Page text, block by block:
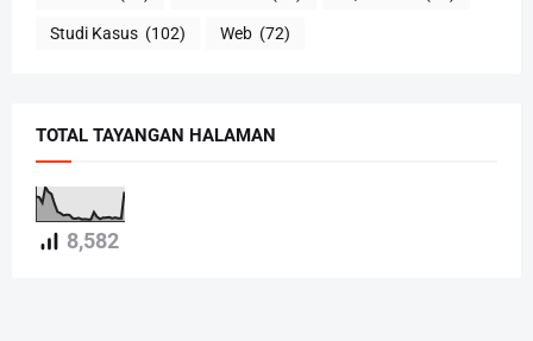
Studi Kasus (102) Web (72)
TOTAL TAYANGAN HALAMAN
8,582